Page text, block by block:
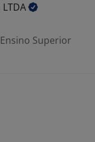
LTDA
Ensino Superior